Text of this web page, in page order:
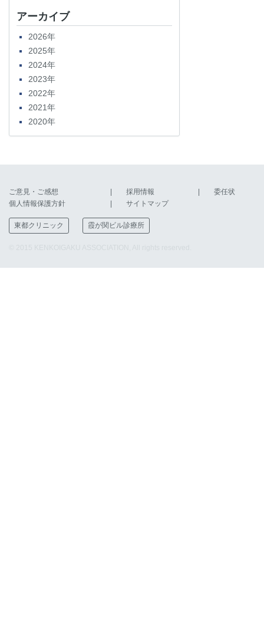
アーカイブ
2026年
2025年
2024年
2023年
2022年
2021年
2020年
ご意見・ご感想 採用情報
委任状
個人情報保護方針
サイトマップ
東都クリニック 霞が関ビル診療所